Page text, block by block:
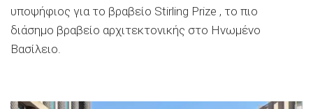
υποψήφιος για το βραβείο Stirling Prize , το πιο
διάσημο βραβείο αρχιτεκτονικής στο Ηνωμένο
Βασίλειο.